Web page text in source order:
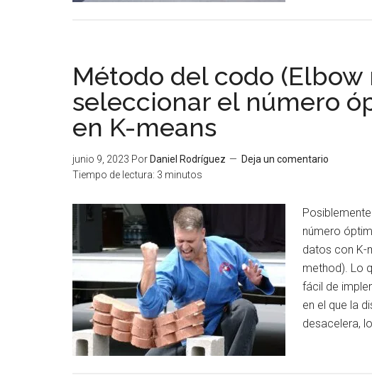
Método del codo
seleccionar el número
en K-means
junio 9, 2023 Por Daniel Rodríguez
Deja un comentario
Tiempo de lectura: 3 minutos
número
datos con K-
method). Lo
fácil de
en el que la
desacelera,